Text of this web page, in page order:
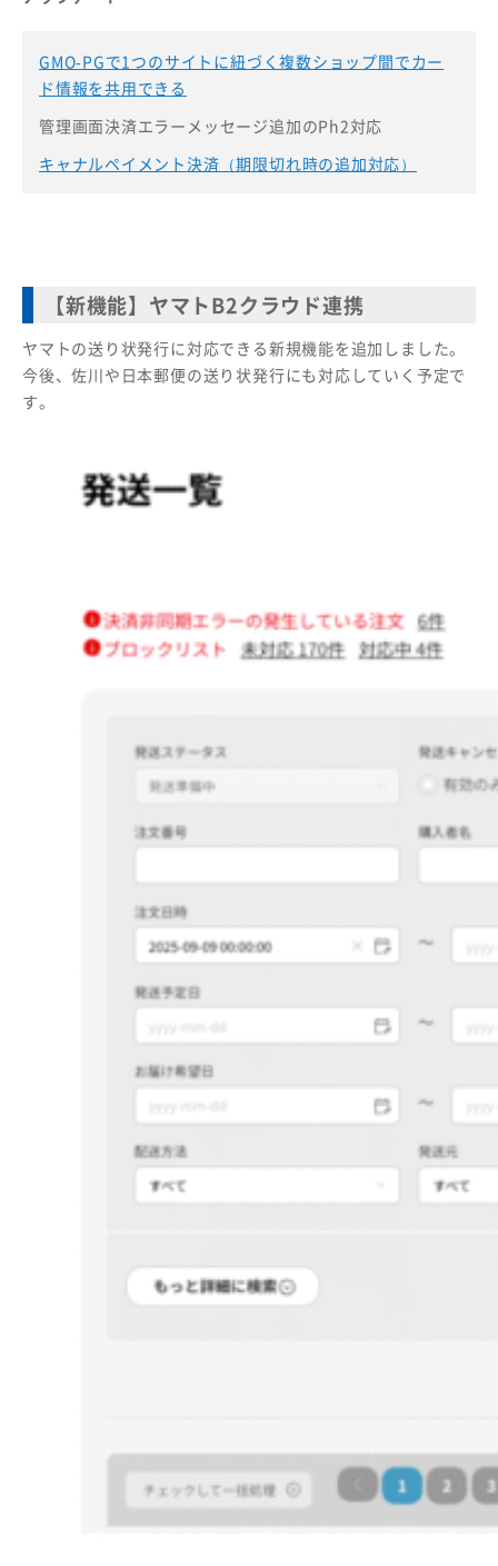
GMO-PGで1つのサイトに紐づく複数ショップ間でカー
ド情報を共用できる
管理画面決済エラーメッセージ追加のPh2対応
キャナルペイメント決済（期限切れ時の追加対応）
【新機能】ヤマトB2クラウド連携
ヤマトの送り状発行に対応できる新規機能を追加しました。
今後、佐川や日本郵便の送り状発行にも対応していく予定で
す。